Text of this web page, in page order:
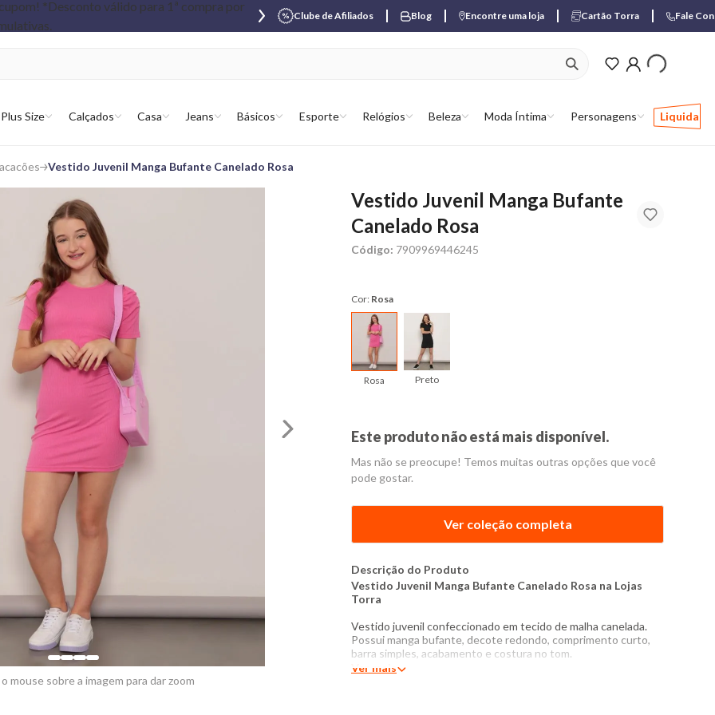
Clube de Afiliados Blog Encontre uma loja Cartão Torra Fale
Plus Size Calçados Casa Jeans Básicos Esporte Relógios Beleza Moda Íntima Personagens Liquida
ver produtos
Vestido Juvenil Manga Bufante Canelado Rosa
mouse sobre a imagem para dar zoom
Vestido Juvenil Manga Bufante
Canelado Rosa
Código: 7909969446245
Cor: Rosa
Rosa Preto
Este produto não está mais disponível.
Mas não se preocupe! Temos muitas outras opções que você
pode gostar.
Ver coleção completa
Descrição do Produto
Vestido Juvenil Manga Bufante Canelado Rosa na Lojas
Torra
Vestido juvenil confeccionado em tecido de malha canelada.
Possui manga bufante, decote redondo, comprimento curto,
barra simples, acabamento e costura no tom.
Ver mais